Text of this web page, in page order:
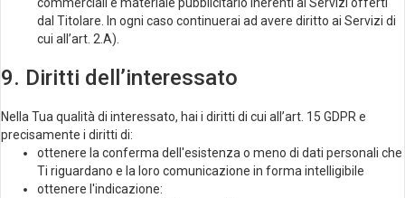
commerciali e materiale pubblicitario inerenti ai Servizi offerti
dal Titolare. In ogni caso continuerai ad avere diritto ai Servizi di
cui all’art. 2.A).
9. Diritti dell’interessato
Nella Tua qualità di interessato, hai i diritti di cui all’art. 15 GDPR e
precisamente i diritti di:
ottenere la conferma dell'esistenza o meno di dati personali che
Ti riguardano e la loro comunicazione in forma intelligibile
ottenere l'indicazione: